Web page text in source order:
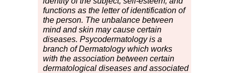
functions as the letter of identification of
the person. The unbalance between
mind and skin may cause certain
diseases. Psycodermatology is a
branch of Dermatology which works
with the association between certain
dermatological diseases and associated